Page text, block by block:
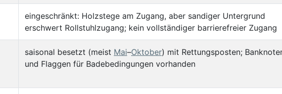
eingeschränkt: Holzstege am Zugang, aber sandiger Untergrund
erschwert Rollstuhlzugang; kein vollständiger barrierefreier Zugang
saisonal besetzt (meist Mai–Oktober) mit Rettungsposten;
und Flaggen für Badebedingungen vorhanden